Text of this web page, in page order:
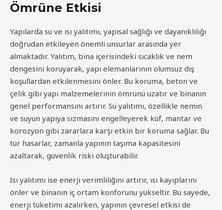
Ömrüne Etkisi
Yapılarda su ve ısı yalıtımı, yapısal sağlığı ve dayanıklılığı
doğrudan etkileyen önemli unsurlar arasında yer
almaktadır. Yalıtım, bina içerisindeki sıcaklık ve nem
dengesini koruyarak, yapı elemanlarının olumsuz dış
koşullardan etkilenmesini önler. Bu koruma, beton ve
çelik gibi yapı malzemelerinin ömrünü uzatır ve binanın
genel performansını artırır. Su yalıtımı, özellikle nemin
ve suyun yapıya sızmasını engelleyerek küf, mantar ve
korozyon gibi zararlara karşı etkin bir koruma sağlar. Bu
tür hasarlar, zamanla yapının taşıma kapasitesini
azaltarak, güvenlik riski oluşturabilir.
Isı yalıtımı ise enerji verimliliğini artırır, ısı kayıplarını
önler ve binanın iç ortam konforunu yükseltir. Bu sayede,
enerji tüketimi azalırken, yapının çevresel etkisi de